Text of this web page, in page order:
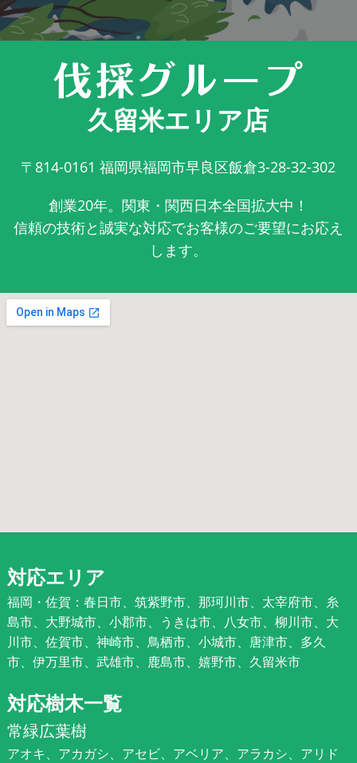
久留米エリア店
〒814-0161 福岡県福岡市早良区飯倉3-28-32-302
創業20年。関東・関西日本全国拡大中！
信頼の技術と誠実な対応でお客様のご要望にお応え
します。
対応エリア
福岡・佐賀：春日市、筑紫野市、那珂川市、太宰府市、糸
島市、大野城市、小郡市、うきは市、八女市、柳川市、大
川市、佐賀市、神崎市、鳥栖市、小城市、唐津市、多久
市、伊万里市、武雄市、鹿島市、嬉野市、久留米市
対応樹木一覧
常緑広葉樹
アオキ、アカガシ、アセビ、アベリア、アラカシ、アリド